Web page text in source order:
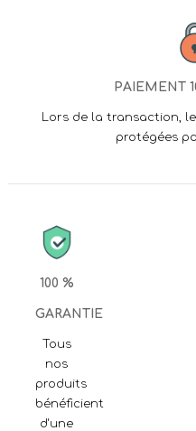
PAIEMENT
Lors de la transaction,
protégées
100 %
GARANTIE
Tous
nos
produits
bénéficient
d'une